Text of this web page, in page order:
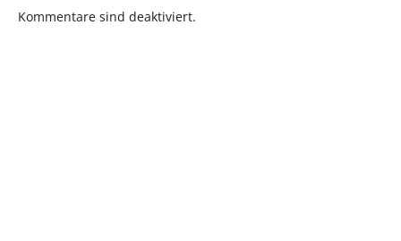
Kommentare sind deaktiviert.